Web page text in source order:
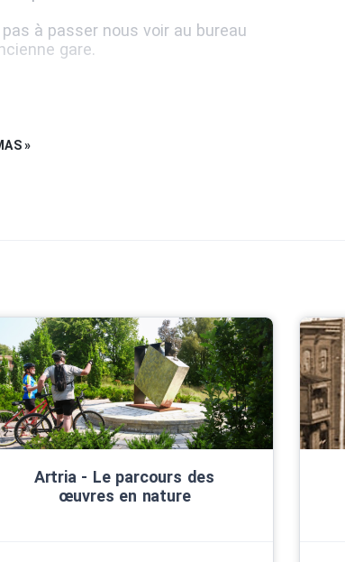
à passer nous voir au bureau
gare.
»
Artria ‑ Le parcours des
œuvres en nature